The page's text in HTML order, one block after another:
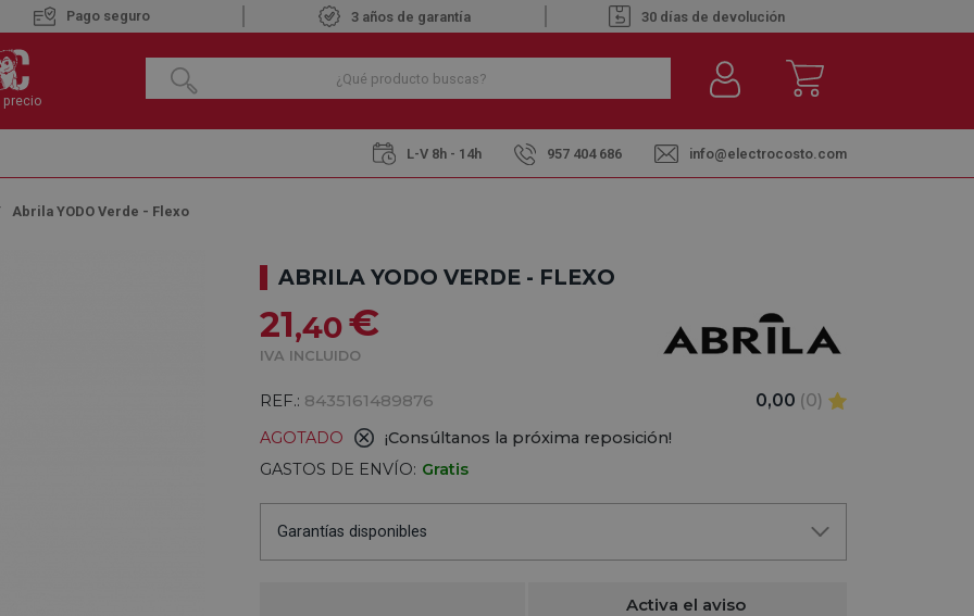
Pago seguro 3 años de garantía 30 días de devolución
L-V 8h - 14h 957 404 686 info@electrocosto.com
Abrila YODO Verde - Flexo
ABRILA YODO VERDE - FLEXO
21,40€
IVA INCLUIDO
REF.: 8435161489876 0,00 (0)
AGOTADO
¡Consúltanos la próxima reposición!
GASTOS DE ENVÍO: Gratis
Garantías disponibles
Activa el aviso